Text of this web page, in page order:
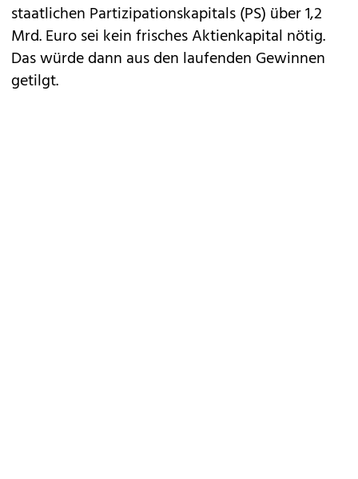
staatlichen Partizipationskapitals (PS) über 1,2
Mrd. Euro sei kein frisches Aktienkapital nötig.
Das würde dann aus den laufenden Gewinnen
getilgt.